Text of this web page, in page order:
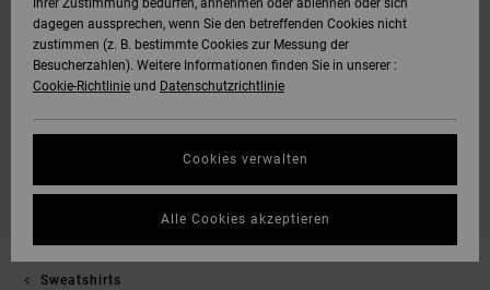
Sweatshirts
Ihrer Zustimmung bedürfen, annehmen oder ablehnen oder sich
dagegen aussprechen, wenn Sie den betreffenden Cookies nicht
zustimmen (z. B. bestimmte Cookies zur Messung der
Besucherzahlen). Weitere Informationen finden Sie in unserer :
Cookie-Richtlinie und Datenschutzrichtlinie
Cookies verwalten
Alle Cookies akzeptieren